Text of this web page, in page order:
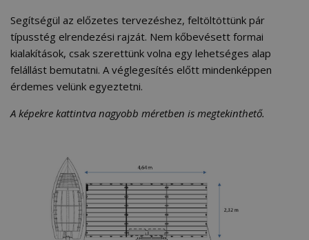
Segítségül az előzetes tervezéshez, feltöltöttünk pár
típusstég elrendezési rajzát. Nem kőbevésett formai
kialakítások, csak szerettünk volna egy lehetséges alap
felállást bemutatni. A véglegesítés előtt mindenképpen
érdemes velünk egyeztetni.
A képekre kattintva nagyobb méretben is megtekinthető.